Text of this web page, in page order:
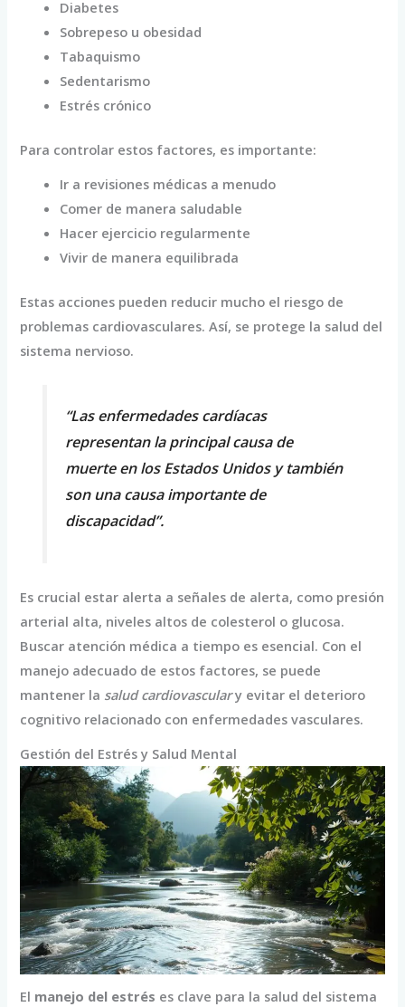
Diabetes
Sobrepeso u obesidad
Tabaquismo
Sedentarismo
Estrés crónico
Para controlar estos factores, es importante:
Ir a revisiones médicas a menudo
Comer de manera saludable
Hacer ejercicio regularmente
Vivir de manera equilibrada
Estas acciones pueden reducir mucho el riesgo de
problemas cardiovasculares. Así, se protege la salud del
sistema nervioso.
“Las enfermedades cardíacas
representan la principal causa de
muerte en los Estados Unidos y también
son una causa importante de
discapacidad”.
Es crucial estar alerta a señales de alerta, como presión
arterial alta, niveles altos de colesterol o glucosa.
Buscar atención médica a tiempo es esencial. Con el
manejo adecuado de estos factores, se puede
mantener la salud cardiovasculary evitar el deterioro
cognitivo relacionado con enfermedades vasculares.
Gestión del Estrés y Salud Mental
El manejo del estrés es clave para la salud del sistema